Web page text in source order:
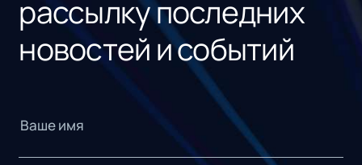
рассылку последних
новостей и событий